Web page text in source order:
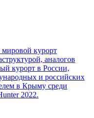
курорт
аналогов
курорт в России,
и российских
в Крыму среди
2022.